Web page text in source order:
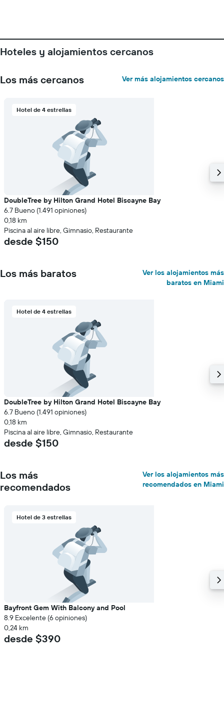
Hoteles y alojamientos cercanos
Los más cercanos Ver más alojamientos cercanos
Hotel de 4 estrellas
DoubleTree by Hilton Grand Hotel Biscayne Bay
6.7 Bueno (1.491 opiniones)
0,18 km
Piscina al aire libre, Gimnasio, Restaurante
desde $150
Los más baratos
Ver los alojamientos más
baratos en Miami
Hotel de 4 estrellas
DoubleTree by Hilton Grand Hotel Biscayne Bay
6.7 Bueno (1.491 opiniones)
0,18 km
Piscina al aire libre, Gimnasio, Restaurante
desde $150
Los más
recomendados
Ver los alojamientos más
recomendados en Miami
Hotel de 3 estrellas
Bayfront Gem With Balcony and Pool
8.9 Excelente (6 opiniones)
0,24 km
desde $390